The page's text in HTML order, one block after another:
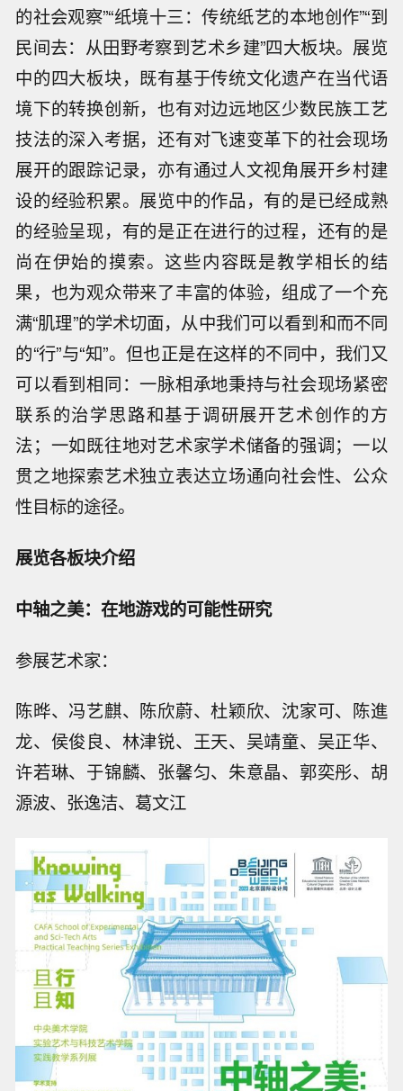
的社会观察”“纸境十三：传统纸艺的本地创作”“到
民间去：从田野考察到艺术乡建”四大板块。展览
中的四大板块，既有基于传统文化遗产在当代语
境下的转换创新，也有对边远地区少数民族工艺
技法的深入考据，还有对飞速变革下的社会现场
展开的跟踪记录，亦有通过人文视角展开乡村建
设的经验积累。展览中的作品，有的是已经成熟
的经验呈现，有的是正在进行的过程，还有的是
尚在伊始的摸索。这些内容既是教学相长的结
果，也为观众带来了丰富的体验，组成了一个充
满“肌理”的学术切面，从中我们可以看到和而不同
的“行”与“知”。但也正是在这样的不同中，我们又
可以看到相同：一脉相承地秉持与社会现场紧密
联系的治学思路和基于调研展开艺术创作的方
法；一如既往地对艺术家学术储备的强调；一以
贯之地探索艺术独立表达立场通向社会性、公众
性目标的途径。
展览各板块介绍
中轴之美：在地游戏的可能性研究
参展艺术家：
陈晔、冯艺麒、陈欣蔚、杜颖欣、沈家可、陈進
龙、侯俊良、林津锐、王天、吴靖童、吴正华、
许若琳、于锦麟、张馨匀、朱意晶、郭奕彤、胡
源波、张逸洁、葛文江